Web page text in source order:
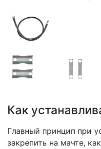
Как
Главный принцип при
закрепить на мачте,